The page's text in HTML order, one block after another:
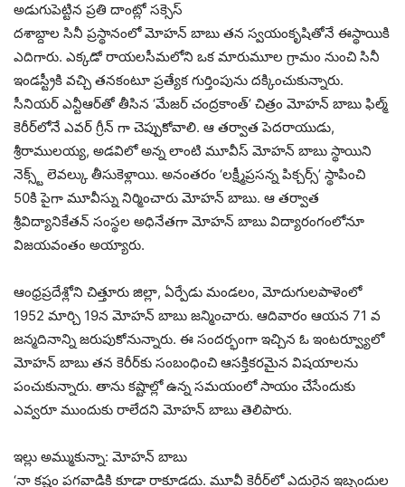
అడుగుపెట్టిన ప్రతి దాంట్లో సక్సెస్
దశాబ్దాల సినీ ప్రస్థానంలో మోహన్ బాబు తన స్వయంకృషితోనే ఈస్థాయికి
ఎదిగారు. ఎక్కడో రాయలసీమలోని ఒక మారుమూల గ్రామం నుంచి సినీ
ఇండస్ట్రీకి వచ్చి తనకంటూ ప్రత్యేక గుర్తింపును దక్కించుకున్నారు.
సీనియర్ ఎన్టీఆర్‌తో తీసిన ‘మేజర్ చంద్రకాంత్’ చిత్రం మోహన్ బాబు ఫిల్మ్
కెరీర్‌లోనే ఎవర్ గ్రీన్ గా చెప్పుకోవాలి. ఆ తర్వాత పెదరాయుడు,
శ్రీరాములయ్య, అడవిలో అన్న లాంటి మూవీస్ మోహన్ బాబు స్థాయిని
నెక్స్ట్ లెవల్కు తీసుకెళ్లాయి. అనంతరం ‘లక్ష్మీప్రసన్న పిక్చర్స్’ స్థాపించి
50కి పైగా మూవీస్ను నిర్మించారు మోహన్ బాబు. ఆ తర్వాత
శ్రీవిద్యానికేతన్ సంస్థల అధినేతగా మోహన్ బాబు విద్యారంగంలోనూ
విజయవంతం అయ్యారు.
ఆంధ్రప్రదేశ్లోని చిత్తూరు జిల్లా, ఏర్పేడు మండలం, మోదుగులపాళెంలో
1952 మార్చి 19న మోహన్ బాబు జన్మించారు. ఆదివారం ఆయన 71 వ
జన్మదినాన్ని జరుపుకోనున్నారు. ఈ సందర్భంగా ఇచ్చిన ఓ ఇంటర్వ్యూలో
మోహన్ బాబు తన కెరీర్‌కు సంబంధించి ఆసక్తికరమైన విషయాలను
పంచుకున్నారు. తాను కష్టాల్లో ఉన్న సమయంలో సాయం చేసేందుకు
ఎవ్వరూ ముందుకు రాలేదని మోహన్ బాబు తెలిపారు.
ఇల్లు అమ్ముకున్నా: మోహన్ బాబు
‘నా కష్టం పగవాడికి కూడా రాకూడదు. మూవీ కెరీర్‌లో ఎదురైన ఇబ్బందుల